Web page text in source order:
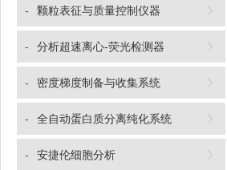
- 颗粒表征与质量控制仪器
- 分析超速离心-荧光检测器
- 密度梯度制备与收集系统
- 全自动蛋白质分离纯化系统
- 安捷伦细胞分析